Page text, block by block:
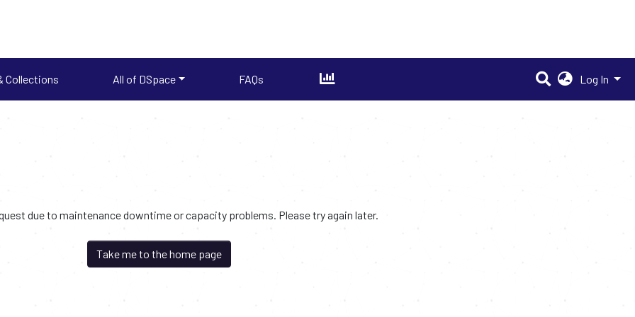
Collections All of DSpace FAQs Log In
due to maintenance downtime or capacity problems. Please try again later.
Take me to the home page